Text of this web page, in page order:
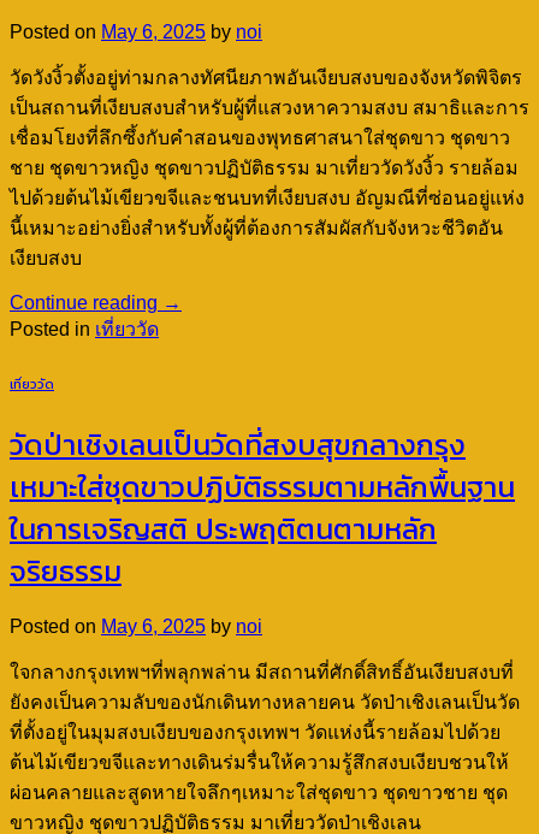
Posted on May 6, 2025 by noi
วัดวังงิ้วตั้งอยู่ท่ามกลางทัศนียภาพอันเงียบสงบของจังหวัดพิจิตร
เป็นสถานที่เงียบสงบสำหรับผู้ที่แสวงหาความสงบ สมาธิและการ
เชื่อมโยงที่ลึกซึ้งกับคำสอนของพุทธศาสนาใส่ชุดขาว ชุดขาว
ชาย ชุดขาวหญิง ชุดขาวปฏิบัติธรรม มาเที่ยววัดวังงิ้ว รายล้อม
ไปด้วยต้นไม้เขียวขจีและชนบทที่เงียบสงบ อัญมณีที่ซ่อนอยู่แห่ง
นี้เหมาะอย่างยิ่งสำหรับทั้งผู้ที่ต้องการสัมผัสกับจังหวะชีวิตอัน
เงียบสงบ
Continue reading →
Posted in เที่ยววัด
เที่ยววัด
วัดป่าเชิงเลนเป็นวัดที่สงบสุขกลางกรุง
เหมาะใส่ชุดขาวปฏิบัติธรรมตามหลักพื้นฐาน
ในการเจริญสติ ประพฤติตนตามหลัก
จริยธรรม
Posted on May 6, 2025 by noi
ใจกลางกรุงเทพฯที่พลุกพล่าน มีสถานที่ศักดิ์สิทธิ์อันเงียบสงบที่
ยังคงเป็นความลับของนักเดินทางหลายคน วัดป่าเชิงเลนเป็นวัด
ที่ตั้งอยู่ในมุมสงบเงียบของกรุงเทพฯ วัดแห่งนี้รายล้อมไปด้วย
ต้นไม้เขียวขจีและทางเดินร่มรื่นให้ความรู้สึกสงบเงียบชวนให้
ผ่อนคลายและสูดหายใจลึกๆเหมาะใส่ชุดขาว ชุดขาวชาย ชุด
ขาวหญิง ชุดขาวปฏิบัติธรรม มาเที่ยววัดป่าเชิงเลน